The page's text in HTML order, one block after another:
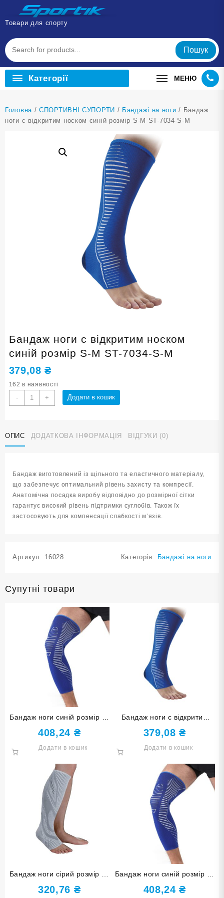
Перейти
вмісту
Товари для спорту
Пошук
Категорії МЕНЮ
Головна /СПОРТИВНІ СУПОРТИ / Бандажі на ноги / Бандаж
ноги с відкритим носком синій розмір S-M ST-7034-S-M
Бандаж ноги с відкритим носком
синій розмір S-M ST-7034-S-M
379,08₴
162 в наявності
-
Бандаж
ноги
носком
синій
M
+ Додати в кошик
ОПИС ДОДАТКОВА ІНФОРМАЦІЯ ВІДГУКИ (0)
Бандаж виготовлений із щільного та еластичного матеріалу,
що забезпечує оптимальний рівень захисту та компресії.
Анатомічна посадка виробу відповідно до розмірної сітки
гарантує високий рівень підтримки суглобів. Також їх
застосовують для компенсації слабкості м’язів.
Артикул: 16028 Категорія: Бандажі на ноги
Супутні товари
Бандаж ноги синій розмір L-
XL ST-7032-L-XL
408,24 ₴
Додати в кошик
Бандаж ноги с відкритим
носком синій розмір L-XL
ST-7034-L-XL
379,08₴
Додати в кошик
Бандаж ноги сірий розмір S-
M ST-7164-S-M
320,76 ₴
Бандаж ноги синій розмір S-
M ST-7032-S-M
408,24₴